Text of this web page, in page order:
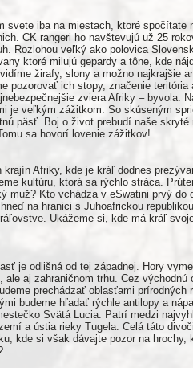
iba na miestach, ktoré spočítate
CK rangeri ho navštevujú už 25
Rozlohou veľký ako polovica
ktoré milujú gepardy a tône, kde
žirafy, slony a možno najkrajšie
pozorovať ich stopy, značenie
zviera Afriky – byvola.
je veľkým zážitkom. So skúseným
päsť. Boj o život prebudí naše skryté
sa hovorí lovenie zážitkov!
Afriky, kde je kráľ dodnes
kultúru, ktorá sa rýchlo stráca.
Kto vchádza v eSwatini prvý do
na hranici s Juhoafrickou
Ukážeme si, kde má kráľ
je odlišná od tej západnej. Hory
aj zahraničnom trhu. Cez východnú
prechádzať oblasťami prírodných
budeme hľadať rýchle antilopy a
Svätá Lucia. Patrí medzi
a ústia rieky Tugela. Celá táto
kde si však dávajte pozor na hrochy,